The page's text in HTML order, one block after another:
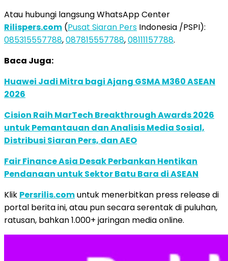
Atau hubungi langsung WhatsApp Center
Rilispers.com (Pusat Siaran Pers Indonesia /PSPI):
085315557788,087815557788,08111157788.
Baca Juga:
Huawei Jadi Mitra bagi Ajang GSMA M360 ASEAN
2026
Cision Raih MarTech Breakthrough Awards 2026
untuk Pemantauan dan Analisis Media Sosial,
Distribusi Siaran Pers, dan AEO
Fair Finance Asia Desak Perbankan Hentikan
Pendanaan untuk Sektor Batu Bara di ASEAN
Klik Persrilis.comuntuk menerbitkan press release di
portal berita ini, atau pun secara serentak di puluhan,
ratusan, bahkan 1.000+ jaringan media online.